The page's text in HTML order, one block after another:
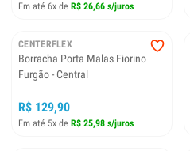
Em até 6x de R$ 26,66 s/juros
CENTERFLEX
Borracha Porta Malas Fiorino
Furgão - Central
R$ 129,90
Em até 5x de R$ 25,98 s/juros